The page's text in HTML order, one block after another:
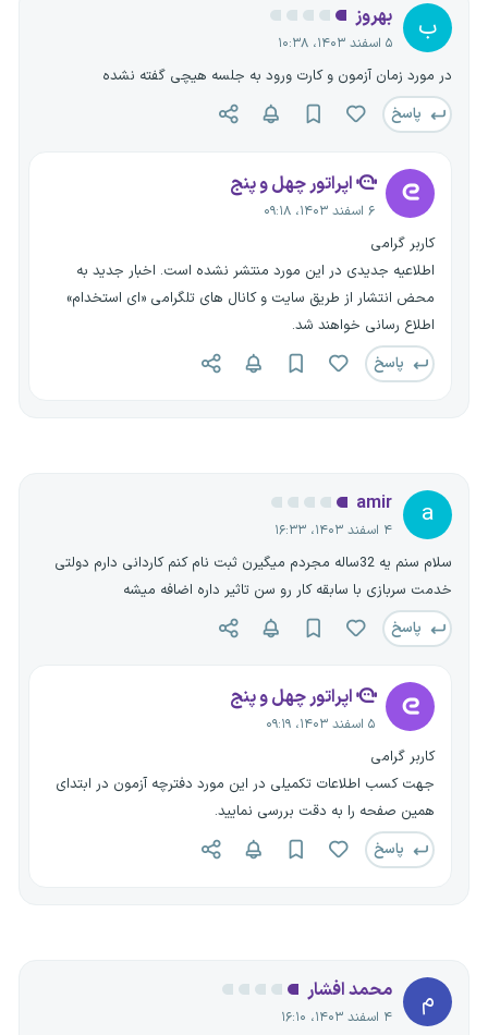
ب بهروز
۵ اسفند ۱۴۰۳، ۱۰:۳۸
در مورد زمان آزمون و کارت ورود به جلسه هیچی گفته نشده
پاسخ
اپراتور چهل و پنج
۶ اسفند ۱۴۰۳، ۰۹:۱۸
کاربر گرامی
اطلاعیه جدیدی در این مورد منتشر نشده است. اخبار جدید به
محض انتشار از طریق سایت و کانال های تلگرامی «ای استخدام»
اطلاع رسانی خواهند شد.
پاسخ
a
amir
۴ اسفند ۱۴۰۳، ۱۶:۳۳
سلام سنم یه 32ساله مجردم میگیرن ثبت نام کنم کاردانی دارم دولتی
خدمت سربازی با سابقه کار رو سن تاثیر داره اضافه میشه
پاسخ
اپراتور چهل و پنج
۵ اسفند ۱۴۰۳، ۰۹:۱۹
کاربر گرامی
جهت کسب اطلاعات تکمیلی در این مورد دفترچه آزمون در ابتدای
همین صفحه را به دقت بررسی نمایید.
پاسخ
م محمد افشار
۴ اسفند ۱۴۰۳، ۱۶:۱۰